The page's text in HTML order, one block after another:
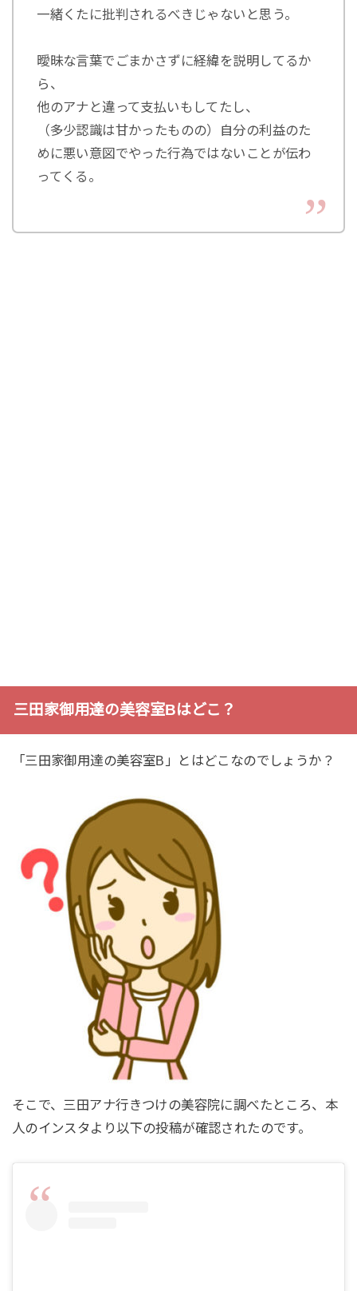
一緒くたに批判されるべきじゃないと思う。
曖昧な言葉でごまかさずに経緯を説明してるか
ら、
他のアナと違って支払いもしてたし、
（多少認識は甘かったものの）自分の利益のた
めに悪い意図でやった行為ではないことが伝わ
ってくる。
三田家御用達の美容室Bはどこ？
「三田家御用達の美容室B」とはどこなのでしょうか？
そこで、三田アナ行きつけの美容院に調べたところ、本
人のインスタより以下の投稿が確認されたのです。